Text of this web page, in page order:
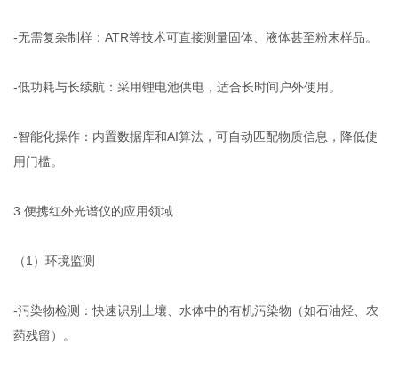
-无需复杂制样：ATR等技术可直接测量固体、液体甚至粉末样品。
-低功耗与长续航：采用锂电池供电，适合长时间户外使用。
-智能化操作：内置数据库和AI算法，可自动匹配物质信息，降低使
用门槛。
3.便携红外光谱仪的应用领域
（1）环境监测
-污染物检测：快速识别土壤、水体中的有机污染物（如石油烃、农
药残留）。